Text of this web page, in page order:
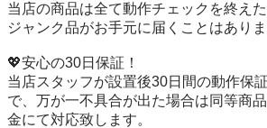
当店の商品は全て動作チェックを終え
ジャンク品がお手元に届くことはありま
💖安心の30日保証！
当店スタッフが設置後30日間の動作保
で、万が一不具合が出た場合は同等商
金にて対応致します。